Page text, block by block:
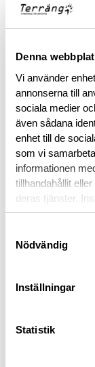
Denna
Vi använder
annonserna till
sociala medier
även sådana
enhet till de
som vi
informationen
tillhandahållit
deras tjänster.
personuppgifter
Nödvändig
Inställningar
Statistik
Läs mer
BESKRIVNING
RECENSIONER
OM
DOKUMENT